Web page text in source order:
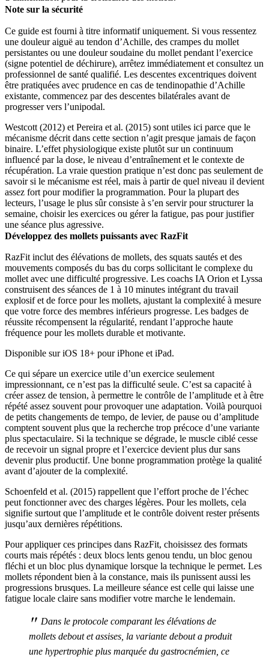
Note sur la sécurité
Ce guide est fourni à titre informatif uniquement. Si vous ressentez
une douleur aiguë au tendon d’Achille, des crampes du mollet
persistantes ou une douleur soudaine du mollet pendant l’exercice
(signe potentiel de déchirure), arrêtez immédiatement et consultez un
professionnel de santé qualifié. Les descentes excentriques doivent
être pratiquées avec prudence en cas de tendinopathie d’Achille
existante, commencez par des descentes bilatérales avant de
progresser vers l’unipodal.
Westcott (2012) et Pereira et al. (2015) sont utiles ici parce que le
mécanisme décrit dans cette section n’agit presque jamais de façon
binaire. L’effet physiologique existe plutôt sur un continuum
influencé par la dose, le niveau d’entraînement et le contexte de
récupération. La vraie question pratique n’est donc pas seulement de
savoir si le mécanisme est réel, mais à partir de quel niveau il devient
assez fort pour modifier la programmation. Pour la plupart des
lecteurs, l’usage le plus sûr consiste à s’en servir pour structurer la
semaine, choisir les exercices ou gérer la fatigue, pas pour justifier
une séance plus agressive.
Développez des mollets puissants avec RazFit
RazFit inclut des élévations de mollets, des squats sautés et des
mouvements composés du bas du corps sollicitant le complexe du
mollet avec une difficulté progressive. Les coachs IA Orion et Lyssa
construisent des séances de 1 à 10 minutes intégrant du travail
explosif et de force pour les mollets, ajustant la complexité à mesure
que votre force des membres inférieurs progresse. Les badges de
réussite récompensent la régularité, rendant l’approche haute
fréquence pour les mollets durable et motivante.
Disponible sur iOS 18+ pour iPhone et iPad.
Ce qui sépare un exercice utile d’un exercice seulement
impressionnant, ce n’est pas la difficulté seule. C’est sa capacité à
créer assez de tension, à permettre le contrôle de l’amplitude et à être
répété assez souvent pour provoquer une adaptation. Voilà pourquoi
de petits changements de tempo, de levier, de pause ou d’amplitude
comptent souvent plus que la recherche trop précoce d’une variante
plus spectaculaire. Si la technique se dégrade, le muscle ciblé cesse
de recevoir un signal propre et l’exercice devient plus dur sans
devenir plus productif. Une bonne programmation protège la qualité
avant d’ajouter de la complexité.
Schoenfeld et al. (2015) rappellent que l’effort proche de l’échec
peut fonctionner avec des charges légères. Pour les mollets, cela
signifie surtout que l’amplitude et le contrôle doivent rester présents
jusqu’aux dernières répétitions.
Pour appliquer ces principes dans RazFit, choisissez des formats
courts mais répétés : deux blocs lents genou tendu, un bloc genou
fléchi et un bloc plus dynamique lorsque la technique le permet. Les
mollets répondent bien à la constance, mais ils punissent aussi les
progressions brusques. La meilleure séance est celle qui laisse une
fatigue locale claire sans modifier votre marche le lendemain.
" Dans le protocole comparant les élévations de
mollets debout et assises, la variante debout a produit
une hypertrophie plus marquée du gastrocnémien, ce